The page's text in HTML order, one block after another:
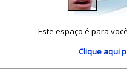
Este espaço é para
Clique aqui